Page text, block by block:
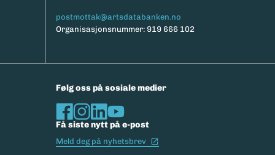
postmottak@artsdatabanken.no
Organisasjonsnummer: 919 666 102
Følg oss på sosiale medier
Få siste nytt på e-post
Meld deg på nyhetsbrev